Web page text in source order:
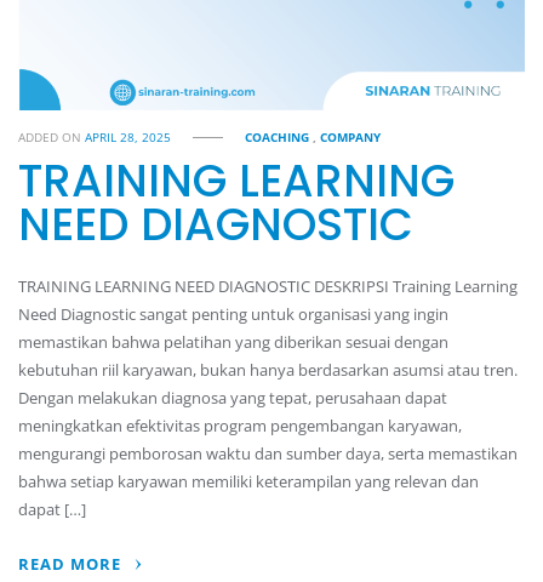
ADDED ONAPRIL 28, 2025 COACHING ,COMPANY
TRAINING LEARNING
NEED DIAGNOSTIC
TRAINING LEARNING NEED DIAGNOSTIC DESKRIPSI Training Learning
Need Diagnostic sangat penting untuk organisasi yang ingin
memastikan bahwa pelatihan yang diberikan sesuai dengan
kebutuhan riil karyawan, bukan hanya berdasarkan asumsi atau tren.
Dengan melakukan diagnosa yang tepat, perusahaan dapat
meningkatkan efektivitas program pengembangan karyawan,
mengurangi pemborosan waktu dan sumber daya, serta memastikan
bahwa setiap karyawan memiliki keterampilan yang relevan dan
dapat […]
READ MORE